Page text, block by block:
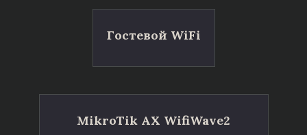
Гостевой WiFi
MikroTik AX WifiWave2